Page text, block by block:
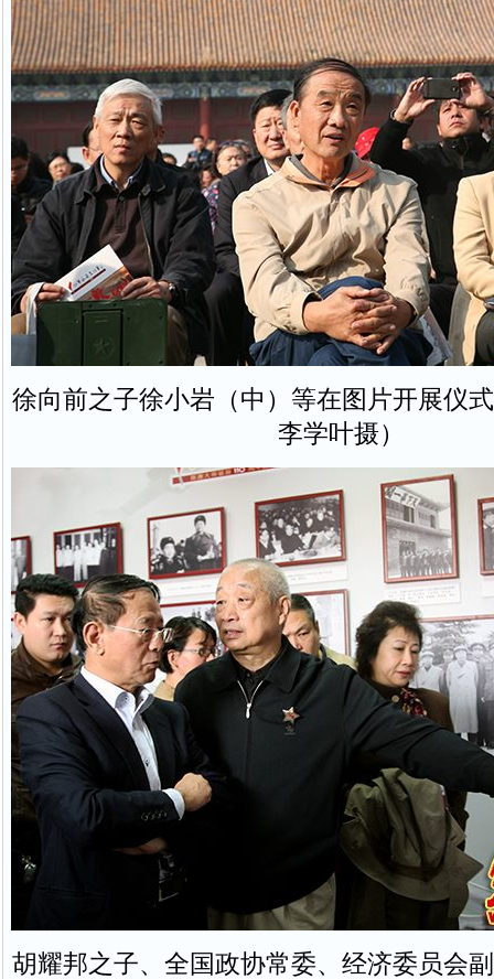
徐向前之子徐小岩（中）等在图片开展仪
李学叶摄）
胡耀邦之子、全国政协常委、经济委员会